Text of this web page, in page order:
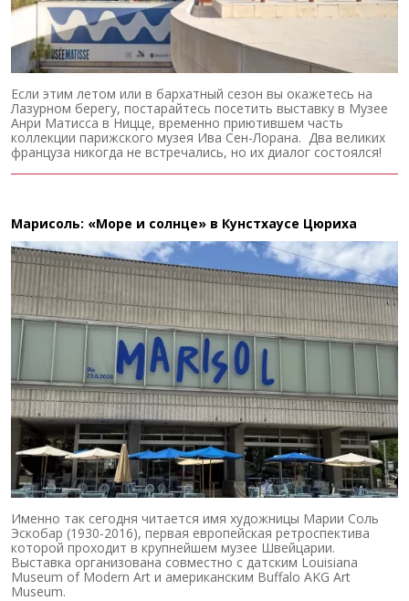
Если этим летом или в бархатный сезон вы окажетесь на
Лазурном берегу, постарайтесь посетить выставку в Музее
Анри Матисса в Ницце, временно приютившем часть
коллекции парижского музея Ива Сен-Лорана. Два великих
француза никогда не встречались, но их диалог состоялся!
Марисоль: «Море и солнце» в Кунстхаусе Цюриха
Именно так сегодня читается имя художницы Марии Соль
Эскобар (1930-2016), первая европейская ретроспектива
которой проходит в крупнейшем музее Швейцарии.
Выставка организована совместно с датским Louisiana
Museum of Modern Art и американским Buffalo AKG Art
Museum.